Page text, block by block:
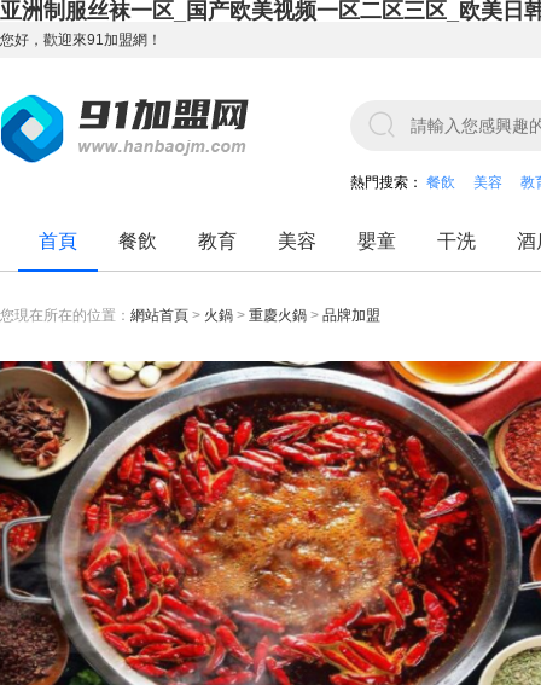
亚洲制服丝袜一区_国产欧美视频一区二区三区_欧美日
您好，歡迎來91加盟網！
熱門搜索： 餐飲 美容 教
首頁 餐飲 教育 美容 嬰童 干洗 酒
您現在所在的位置： 網站首頁 > 火鍋 > 重慶火鍋 > 品牌加盟